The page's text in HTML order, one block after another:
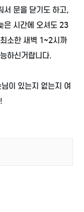
서 문을 닫기도 하고,
은 시간에 오셔도 23
소한 새벽 1~2시까
하신거랍니다.
이 있는지 없는지 여